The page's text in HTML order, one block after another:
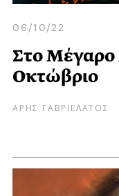
06/10/22
Στο Μέγαρο
Οκτώβριο
ΑΡΗΣ ΓΑΒΡΙΕΛΑΤΟΣ